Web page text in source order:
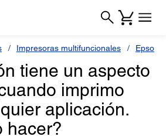
Impresoras multifuncionales Epson L
tiene un aspecto
imprimo
aplicación.
hacer?